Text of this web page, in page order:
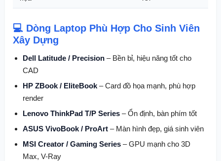
💻 Dòng Laptop Phù Hợp Cho Sinh Viên
Xây Dựng
Dell Latitude / Precision – Bền bỉ, hiệu năng tốt cho
CAD
HP ZBook / EliteBook – Card đồ họa mạnh, phù hợp
render
Lenovo ThinkPad T/P Series – Ổn định, bàn phím tốt
ASUS VivoBook / ProArt – Màn hình đẹp, giá sinh viên
MSI Creator / Gaming Series – GPU mạnh cho 3D
Max, V-Ray